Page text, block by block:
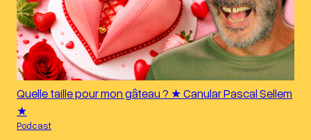
Quelle taille pour mon gâteau ? ★ Canular Pascal Sellem
★
Podcast